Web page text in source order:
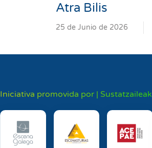
Atra Bilis
25 de Junio de 2026
Iniciativa promovida por | Sustatzaileak